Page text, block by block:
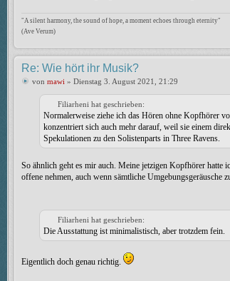
"A silent harmony, the sound of hope, a moment echoes through eternity"
(Ave Verum)
Re: Wie hört ihr Musik?
von mawi » Dienstag 3. August 2021, 21:29
Filiarheni hat geschrieben:
Normalerweise ziehe ich das Hören ohne Kopfhörer
konzentriert sich auch mehr darauf, weil sie einem
Spekulationen zu den Solistenparts in Three Ravens.
So ähnlich geht es mir auch. Meine jetzigen Kopfhörer hatte
offene nehmen, auch wenn sämtliche Umgebungsgeräusche
Filiarheni hat geschrieben:
Die Ausstattung ist minimalistisch, aber trotzdem fein.
Eigentlich doch genau richtig.